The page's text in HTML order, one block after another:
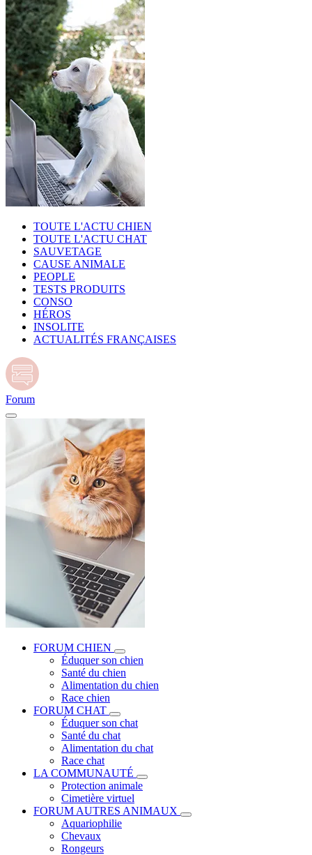
TOUTE L'ACTU CHIEN
TOUTE L'ACTU CHAT
SAUVETAGE
CAUSE ANIMALE
PEOPLE
TESTS PRODUITS
CONSO
HÉROS
INSOLITE
ACTUALITÉS FRANÇAISES
Forum
FORUM CHIEN
Éduquer son chien
Santé du chien
Alimentation du chien
Race chien
FORUM CHAT
Éduquer son chat
Santé du chat
Alimentation du chat
Race chat
LA COMMUNAUTÉ
Protection animale
Cimetière virtuel
FORUM AUTRES ANIMAUX
Aquariophilie
Chevaux
Rongeurs